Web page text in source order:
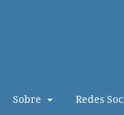
Sobre Redes